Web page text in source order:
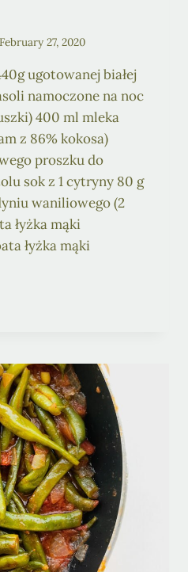
February 27, 2020
ugotowanej białej
namoczone na noc
400 ml mleka
z 86% kokosa)
proszku do
sok z 1 cytryny 80 g
waniliowego (2
łyżka mąki
łyżka mąki